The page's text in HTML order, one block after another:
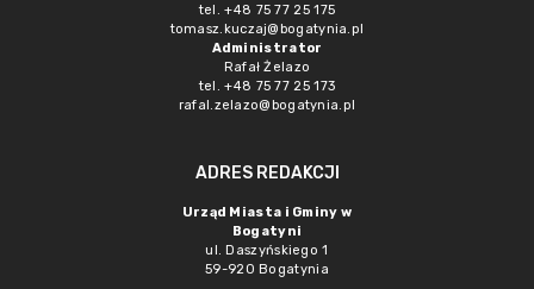
tel. +48 75 77 25 175
tomasz.kuczaj@bogatynia.pl
Administrator
Rafał Żelazo
tel. +48 75 77 25 173
rafal.zelazo@bogatynia.pl
ADRES REDAKCJI
Urząd Miasta i Gminy w
Bogatyni
ul. Daszyńskiego 1
59-920 Bogatynia